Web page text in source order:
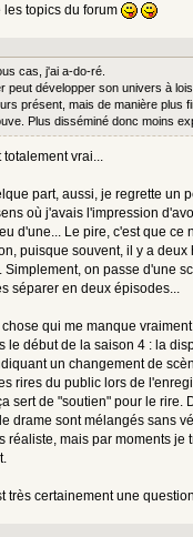
les topics du forum
cas, j'ai a-do-ré.
peut développer son univers à
présent, mais de manière plus
Plus disséminé donc moins
totalement vrai...
part, aussi, je regrette un
où j'avais l'impression
d'une... Le pire, c'est que ce
puisque souvent, il y a deux
Simplement, on passe d'une
séparer en deux épisodes...
qui me manque
le début de la saison 4 : la
un changement de
rires du public lors de
sert de "soutien" pour le rire.
drame sont mélangés sans
réaliste, mais par moments je
très certainement une